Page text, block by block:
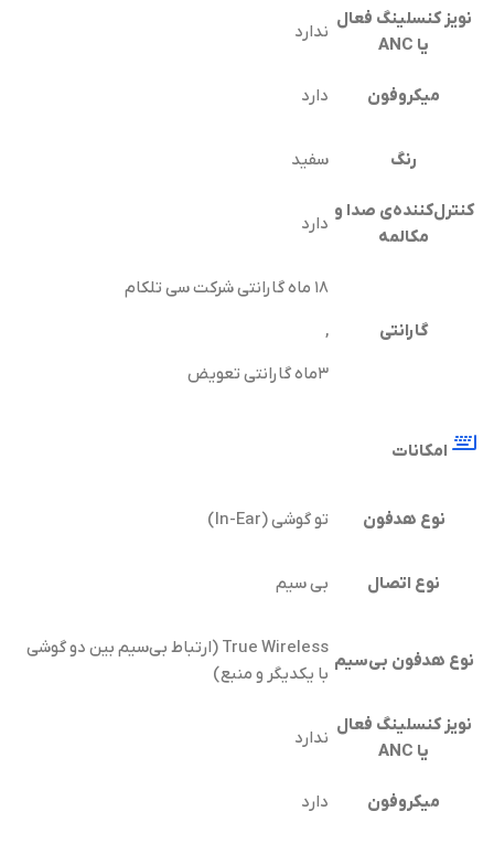
نویز کنسلینگ فعال
یا ANC
ندارد
میکروفون دارد
رنگ سفید
کنترل‌کننده‌ی صدا و
مکالمه
دارد
گارانتی
۱۸ ماه گارانتی شرکت سی تلکام
,
۳ماه گارانتی تعویض
امکانات
نوع هدفون تو گوشی (In-Ear)
نوع اتصال بی سیم
نوع هدفون بی‌سیم
True Wireless (ارتباط بی‌سیم بین دو گوشی
با یکدیگر و منبع)
نویز کنسلینگ فعال
یا ANC
ندارد
میکروفون دارد